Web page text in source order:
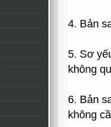
4. Bản
5. Sơ
không
6. Bản
không